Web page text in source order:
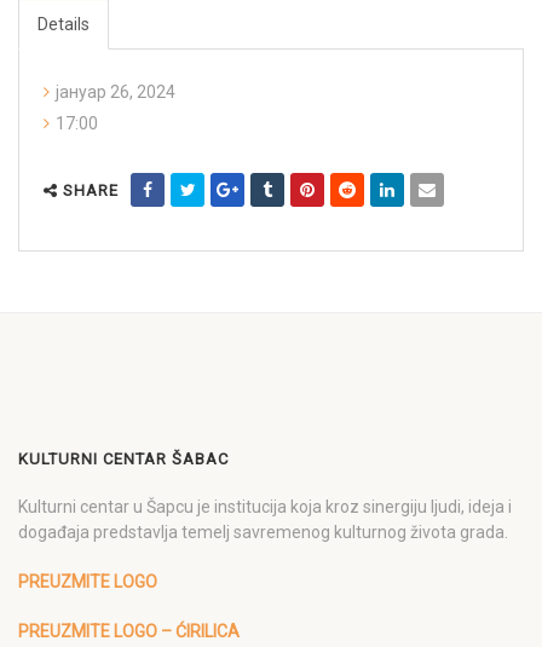
Details
јануар 26, 2024
17:00
SHARE
KULTURNI CENTAR ŠABAC
Kulturni centar u Šapcu je institucija koja kroz sinergiju ljudi, ideja i
događaja predstavlja temelj savremenog kulturnog života grada.
PREUZMITE LOGO
PREUZMITE LOGO – ĆIRILICA